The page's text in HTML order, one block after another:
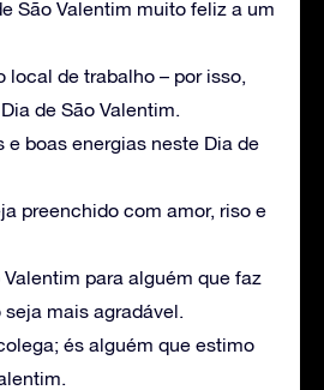
São Valentim muito feliz a um
local de trabalho – por isso,
de São Valentim.
e boas energias neste Dia de
preenchido com amor, riso e
Valentim para alguém que faz
mais agradável.
és alguém que estimo